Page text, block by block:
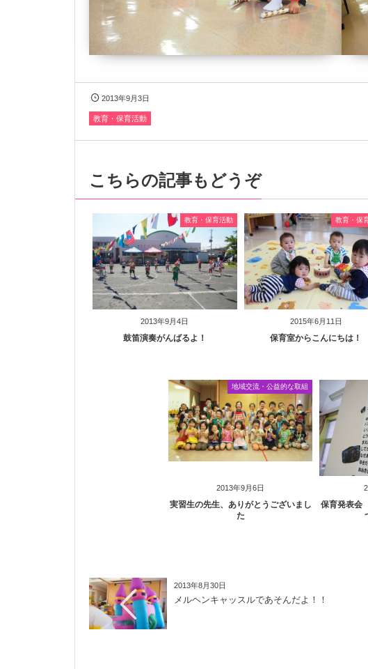
2013年9月3日
教育・保育活動
こちらの記事もどうぞ
2013年9月4日
教育・保育活動
鼓笛演奏がんばるよ！
2015年6月11日
教育・保
保育室からこんにちは！
2013年9月6日
地域交流・公益的な取組
実習生の先生、ありがとうございまし
た
保育発表会
2013年8月30日
メルヘンキャッスルであそんだよ！！